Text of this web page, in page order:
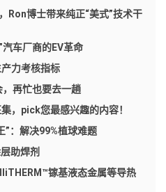
Ron博士带来纯正“美式”技术干
车厂商的EV革命
力考核指标
再忙也要去一趟
，pick您最感兴趣的内容！
”：解决99%植球难题
助焊剂
镓基液态金属等导热